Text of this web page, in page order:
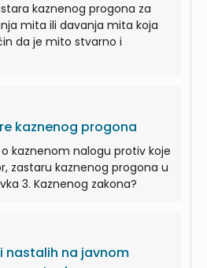
kaznenog progona za
mita ili davanja mita koja
da je mito stvarno i
kaznenog progona
kaznenom nalogu protiv koje
zastaru kaznenog progona u
3. Kaznenog zakona?
nastalih na javnom